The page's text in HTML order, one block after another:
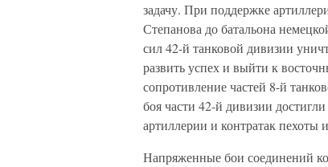
задачу. При поддержке
Степанова до батальона
сил 42-й танковой дивизии
развить успех и выйти к
сопротивление частей 8-й
боя части 42-й дивизии
артиллерии и контратак
Напряженные бои соединений